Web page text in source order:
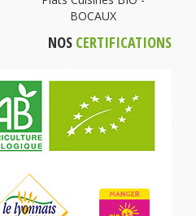
BOCAUX
NOS CERTIFICATIONS